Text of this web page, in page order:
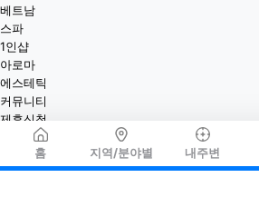
홈 지역/분야별 내주변
베트남
스파
1인샵
아로마
에스테틱
커뮤니티
제휴신청